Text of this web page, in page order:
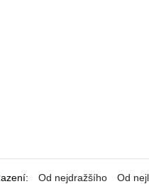
: Od nejdražšího Od